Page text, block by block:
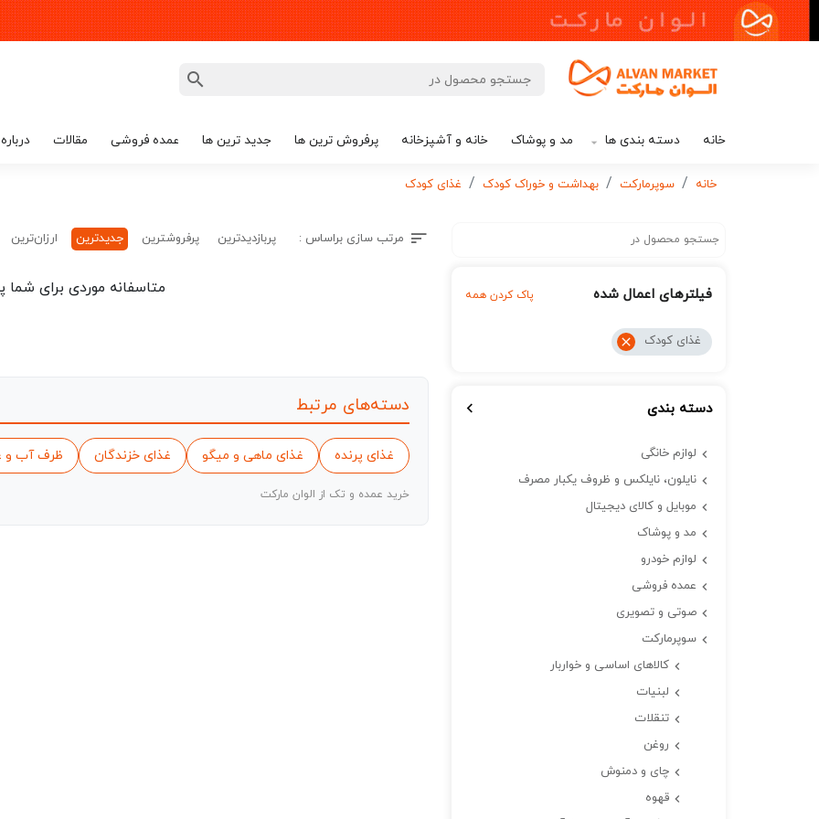
خانه دسته بندی ها مد و پوشاک خانه و آشپزخانه پرفروش ترین ها جدید ترین ها عمده فروشی مقالات
خانه سوپرمارکت بهداشت و خوراک کودک غذای کودک
فیلترهای اعمال شده پاک کردن همه
غذای کودک
دسته بندی
لوازم خانگی
نایلون، نایلکس و ظروف یکبار مصرف
موبایل و کالای دیجیتال
مد و پوشاک
لوازم خودرو
عمده فروشی
صوتی و تصویری
سوپرمارکت
کالاهای اساسی و خواربار
لبنیات
تنقلات
روغن
چای و دمنوش
قهوه
مرتب سازی براساس : پربازدیدترین پرفروشترین جدیدترین ارزان‌ترین
متاسفانه موردی برای شما
دسته‌های مرتبط
غذای پرنده غذای ماهی و میگو غذای خزندگان ظرف آب و
خرید عمده و تک از الوان مارکت